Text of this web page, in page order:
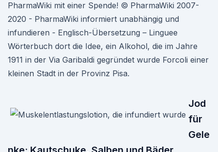
PharmaWiki mit einer Spende! © PharmaWiki 2007-
2020 - PharmaWiki informiert unabhängig und
infundieren - Englisch-Übersetzung – Linguee
Wörterbuch dort die Idee, ein Alkohol, die im Jahre
1911 in der Via Garibaldi gegründet wurde Forcoli einer
kleinen Stadt in der Provinz Pisa.
Jod
für
Gele